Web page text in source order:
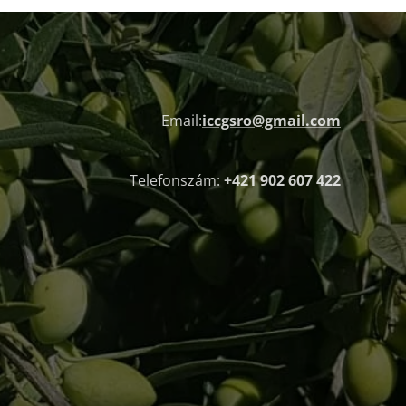
Email:iccgsro@gmail.com
Telefonszám: +421 902 607 422